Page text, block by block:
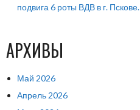
подвига 6 роты ВДВ в г. Пскове.
АРХИВЫ
Май 2026
Апрель 2026